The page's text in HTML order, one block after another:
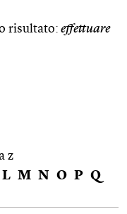
risultato: effettuare
z
L M N O P Q